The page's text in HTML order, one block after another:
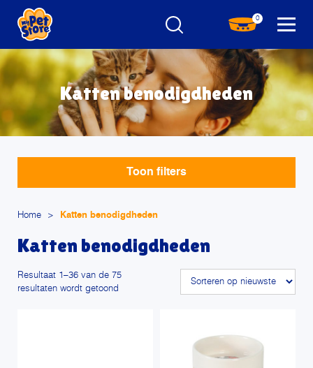
0
Katten benodigdheden
Toon filters
Home > Katten benodigdheden
Katten benodigdheden
Resultaat 1–36 van de 75
resultaten wordt getoond